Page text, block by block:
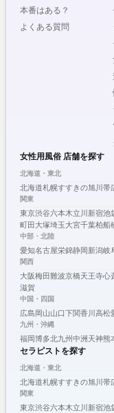
本番はある？
よくある質問
女性用風俗 店舗を探す
北海道・東北
北海道札幌すすきの旭川 帯
関東
東京渋谷六本木立川 新宿池
町田大塚埼玉大宮千葉柏船
中部・北陸
愛知名古屋栄錦静岡新潟岐
関西
大阪梅田難波京橋天王寺心
滋賀
中国・四国
広島 岡山山口下関香川 高松
九州・沖縄
福岡博多北九州中洲 天神熊
セラピストを探す
北海道・東北
北海道札幌すすきの旭川 帯
関東
東京渋谷六本木立川 新宿池